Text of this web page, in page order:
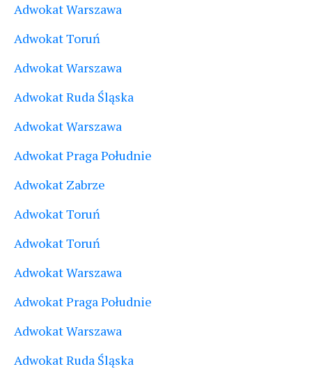
Adwokat Warszawa
Adwokat Toruń
Adwokat Warszawa
Adwokat Ruda Śląska
Adwokat Warszawa
Adwokat Praga Południe
Adwokat Zabrze
Adwokat Toruń
Adwokat Toruń
Adwokat Warszawa
Adwokat Praga Południe
Adwokat Warszawa
Adwokat Ruda Śląska